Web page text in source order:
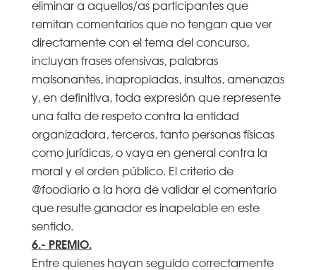
eliminar a aquellos/as participantes que
remitan comentarios que no tengan que ver
directamente con el tema del concurso,
incluyan frases ofensivas, palabras
malsonantes, inapropiadas, insultos, amenazas
y, en definitiva, toda expresión que represente
una falta de respeto contra la entidad
organizadora, terceros, tanto personas físicas
como jurídicas, o vaya en general contra la
moral y el orden público. El criterio de
@foodiario a la hora de validar el comentario
que resulte ganador es inapelable en este
sentido.
6.- PREMIO.
Entre quienes hayan seguido correctamente